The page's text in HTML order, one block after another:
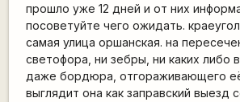
прошло уже 12 дней и от них
посоветуйте чего ожидать.
самая улица оршанская. на
светофора, ни зебры, ни каких либо
даже бордюра, отгораживающего
выглядит она как заправский выезд